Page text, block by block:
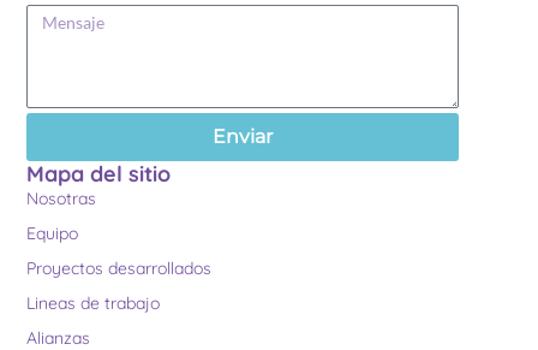
Enviar
Mapa del sitio
Nosotras
Equipo
Proyectos desarrollados
Lineas de trabajo
Alianzas